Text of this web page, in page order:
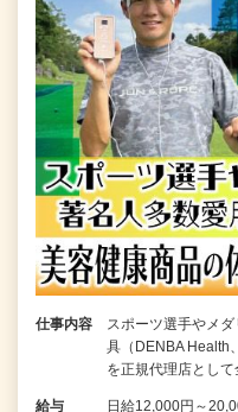
仕事内容
スポーツ選手やメ
具（DENBA Health
を正規代理店とし
給与 日給12,000円～